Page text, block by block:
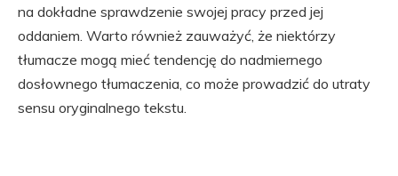
na dokładne sprawdzenie swojej pracy przed jej
oddaniem. Warto również zauważyć, że niektórzy
tłumacze mogą mieć tendencję do nadmiernego
dosłownego tłumaczenia, co może prowadzić do utraty
sensu oryginalnego tekstu.